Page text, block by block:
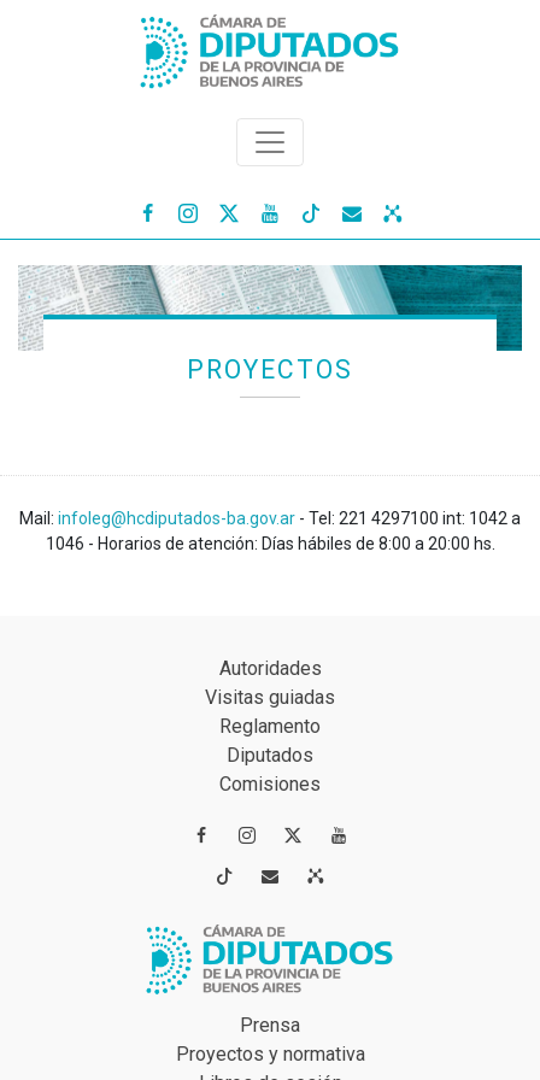
   
PROYECTOS
Mail: infoleg@hcdiputados-ba.gov.ar - Tel: 221 4297100 int: 1042 a
1046 - Horarios de atención: Días hábiles de 8:00 a 20:00 hs.
Autoridades
Visitas guiadas
Reglamento
Diputados
Comisiones
 
 
Prensa
Proyectos y normativa